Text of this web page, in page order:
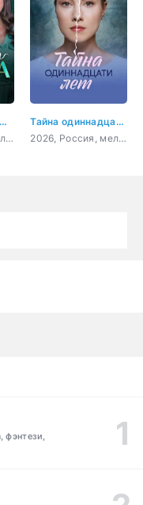
Персидская бирюза
2025, Россия, мелодрама, криминал
Тайна одиннадцати лет
2026, Россия, мелодрама
фэнтези,